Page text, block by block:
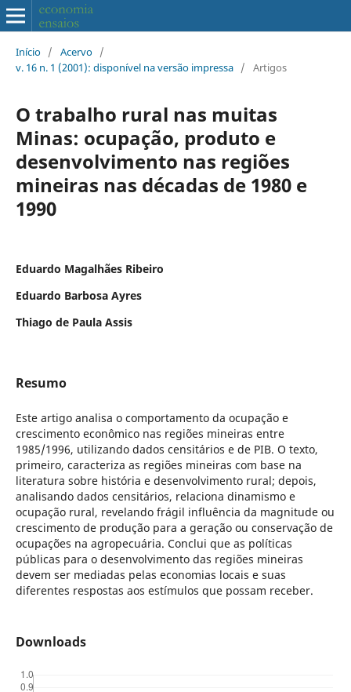
Início / Acervo /
v. 16 n. 1 (2001): disponível na versão impressa / Artigos
O trabalho rural nas muitas
Minas: ocupação, produto e
desenvolvimento nas regiões
mineiras nas décadas de 1980 e
1990
Eduardo Magalhães Ribeiro
Eduardo Barbosa Ayres
Thiago de Paula Assis
Resumo
Este artigo analisa o comportamento da ocupação e
crescimento econômico nas regiões mineiras entre
1985/1996, utilizando dados censitários e de PIB. O texto,
primeiro, caracteriza as regiões mineiras com base na
literatura sobre história e desenvolvimento rural; depois,
analisando dados censitários, relaciona dinamismo e
ocupação rural, revelando frágil influência da magnitude ou
crescimento de produção para a geração ou conservação de
ocupações na agropecuária. Conclui que as políticas
públicas para o desenvolvimento das regiões mineiras
devem ser mediadas pelas economias locais e suas
diferentes respostas aos estímulos que possam receber.
Downloads